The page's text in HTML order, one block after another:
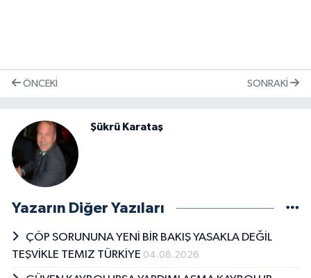
ÖNCEKI SONRAKI
Şükrü Karataş
Yazarın Diğer Yazıları
ÇÖP SORUNUNA YENİ BİR BAKIŞ YASAKLA DEĞİL
TEŞVİKLE TEMIZ TÜRKİYE 04.08.2026